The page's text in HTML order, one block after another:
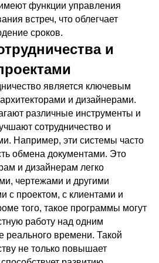
функции управления
встреч, что облегчает
сроков.
и
является ключевым
и дизайнерами.
различные инструменты и
сотрудничество и
Например, эти системы часто
обмена документами. Это
и дизайнерам легко
чертежами и другими
с проектом, с клиентами и
того, такое программы могут
работу над одним
реального времени. Такой
не только повышает